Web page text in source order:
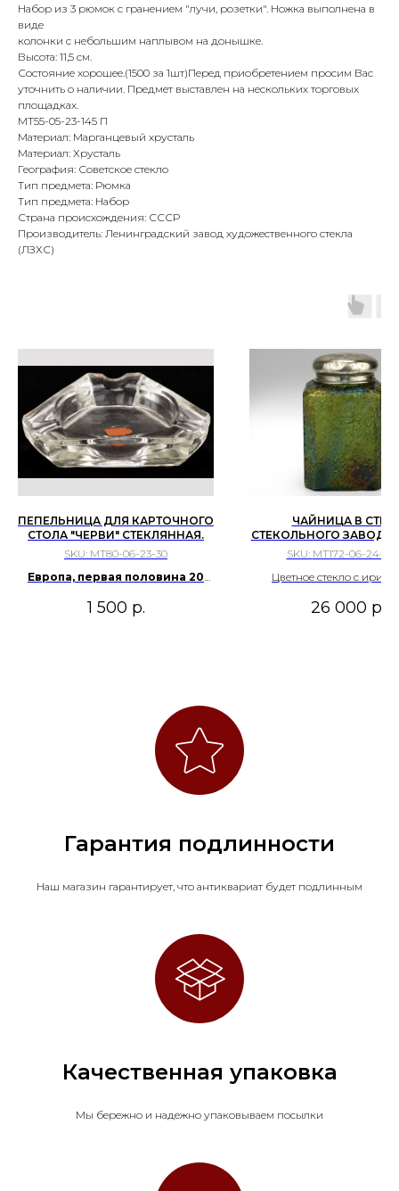
Набор из 3 рюмок с гранением "лучи, розетки". Ножка выполнена в
виде
колонки с небольшим наплывом на донышке.
Высота: 11,5 см.
Состояние хорошее.(1500 за 1шт)Перед приобретением просим Вас
уточнить о наличии. Предмет выставлен на нескольких торговых
площадках.
МТ55-05-23-145 П
Материал: Марганцевый хрусталь
Материал: Хрусталь
География: Советское стекло
Тип предмета: Рюмка
Тип предмета: Набор
Страна происхождения: СССР
Производитель: Ленинградский завод художественного стекла
(ЛЗХС)
ПЕПЕЛЬНИЦА ДЛЯ КАРТОЧНОГО
СТОЛА "ЧЕРВИ" СТЕКЛЯННАЯ.
SKU: МТ80-06-23-30
Европа, первая половина 20
1 500 р.
ЧАЙНИЦА В
СТЕКОЛЬНОГО ЗАВОДА
ИОХАННА ЛЕТЦА",
ЕВРОПА, КОНЕЦ ХIХ
SKU: МТ172-06-24-
Цветное стекло с
26 000 р.
Гарантия подлинности
Наш магазин гарантирует, что антиквариат будет подлинным
Качественная упаковка
Мы бережно и надежно упаковываем посылки